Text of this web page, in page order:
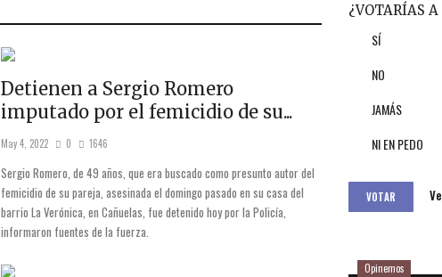
Detienen a Sergio Romero
imputado por el femicidio de su...
May 4, 2022 0 1646
Sergio Romero, de 49 años, que era buscado como presunto autor del
femicidio de su pareja, asesinada el domingo pasado en su casa del
barrio La Verónica, en Cañuelas, fue detenido hoy por la Policía,
informaron fuentes de la fuerza.
¿VOTARÍAS
SÍ
NO
JAMÁS
NI EN PEDO
VOTAR
Opinemos